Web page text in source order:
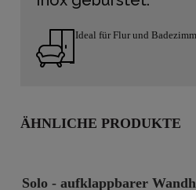
Ideal für Flur und
ÄHNLICHE PRODUKTE
Solo - aufklappbarer